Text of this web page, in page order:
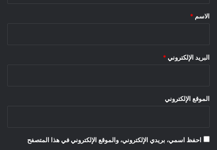
*
الاسم *
البريد الإلكتروني *
الموقع الإلكتروني
احفظ اسمي، بريدي الإلكتروني، والموقع الإلكتروني في هذا المتصفح